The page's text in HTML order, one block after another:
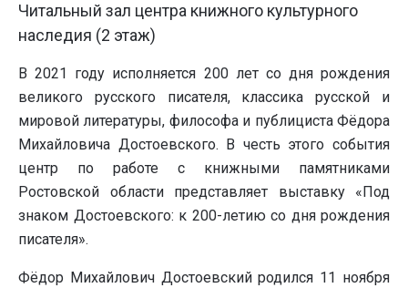
Читальный зал центра книжного культурного
наследия (2 этаж)
В 2021 году исполняется 200 лет со дня рождения
великого русского писателя, классика русской и
мировой литературы, философа и публициста Фёдора
Михайловича Достоевского. В честь этого события
центр по работе с книжными памятниками
Ростовской области представляет выставку «Под
знаком Достоевского: к 200-летию со дня рождения
писателя».
Фёдор Михайлович Достоевский родился 11 ноября